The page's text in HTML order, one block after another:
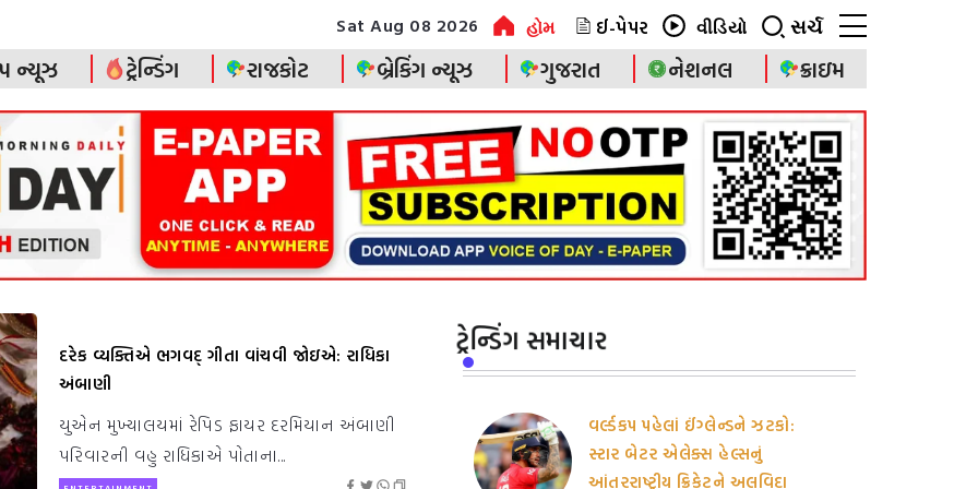
Sat Aug 08 2026 હોમ ઈ-પેપર વીડિયો સર્ચ
ન્યૂઝ ટ્રેન્ડિંગ રાજકોટ બ્રેકિંગ ન્યૂઝ ગુજરાત નેશનલ ક્રાઇમ
દરેક વ્યક્તિએ ભગવદ્ ગીતા વાંચવી જોઇએ: રાધિકા
અંબાણી
યુએન મુખ્યાલયમાં રેપિડ ફાયર દરમિયાન અંબાણી
પરિવારની વહુ રાધિકાએ પોતાના...
ટ્રેન્ડિંગ સમાચાર
વર્લ્ડકપ પહેલાં ઈંગ્લેન્ડને ઝટકો:
સ્ટાર બેટર એલેક્સ હેલ્સનું
આંતરરાષ્ટ્રીય ક્રિકેટને અલવિદા